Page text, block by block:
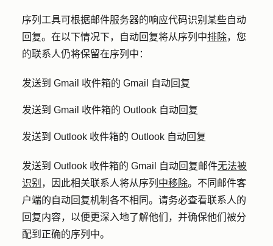
序列工具可根据邮件服务器的响应代码识别某些自动
回复。在以下情况下，自动回复将从序列中排除，您
的联系人仍将保留在序列中：
发送到 Gmail 收件箱的 Gmail 自动回复
发送到 Gmail 收件箱的 Outlook 自动回复
发送到 Outlook 收件箱的 Outlook 自动回复
发送到 Outlook 收件箱的 Gmail 自动回复邮件无法被
识别 ，因此相关联系人将从序列 中移除。不同邮件客
户端的自动回复机制各不相同。请务必查看联系人的
回复内容，以便更深入地了解他们，并确保他们被分
配到正确的序列中。